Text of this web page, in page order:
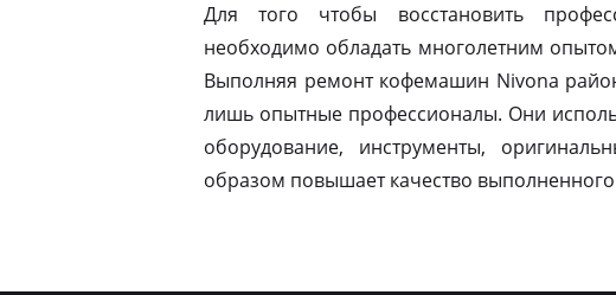
Для того чтобы восстановить
необходимо обладать многолетним
Выполняя ремонт кофемашин Nivona
лишь опытные профессионалы. Они
оборудование, инструменты,
образом повышает качество